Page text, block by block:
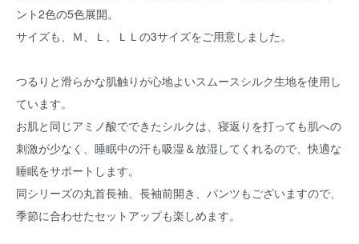
ント2色の5色展開。
サイズも、Ｍ、Ｌ、ＬＬの3サイズをご用意しました。
つるりと滑らかな肌触りが心地よいスムースシルク生地を使用し
ています。
お肌と同じアミノ酸でできたシルクは、寝返りを打っても肌への
刺激が少なく、睡眠中の汗も吸湿＆放湿してくれるので、快適な
睡眠をサポートします。
同シリーズの丸首長袖、長袖前開き、パンツもございますので、
季節に合わせたセットアップも楽しめます。